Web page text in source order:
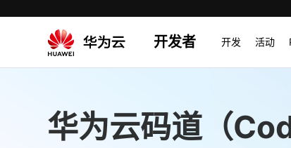
开发者 开发 活动
华为云码道（